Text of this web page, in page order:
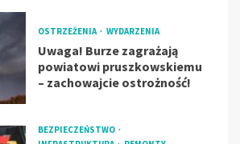
OSTRZEŻENIA WYDARZENIA
Uwaga! Burze zagrażają
powiatowi pruszkowskiemu
– zachowajcie ostrożność!
BEZPIECZEŃSTWO